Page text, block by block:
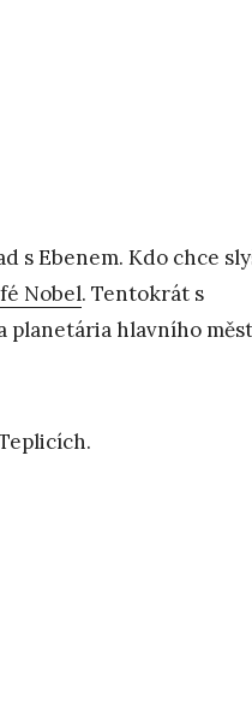
s Ebenem. Kdo chce
Nobel. Tentokrát s
planetária hlavního